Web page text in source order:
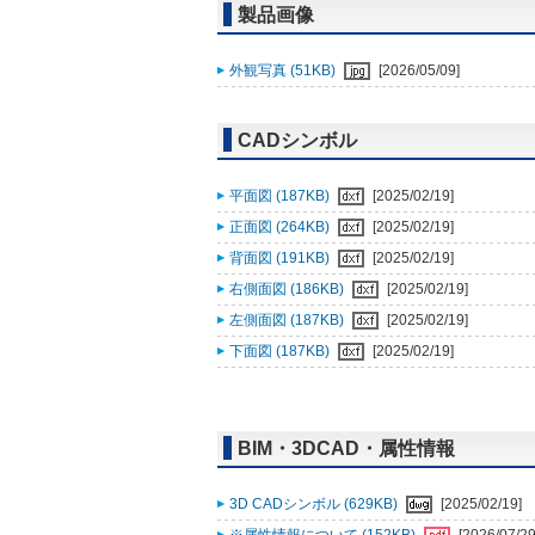
製品画像
外観写真 (51KB) [2026/05/09]
CADシンボル
平面図 (187KB)
[2025/02/19]
正面図 (264KB)
[2025/02/19]
背面図 (191KB)
[2025/02/19]
右側面図 (186KB)
[2025/02/19]
左側面図 (187KB)
[2025/02/19]
下面図 (187KB)
[2025/02/19]
BIM・3DCAD・属性情報
3D CADシンボル (629KB)
[2025/02/19]